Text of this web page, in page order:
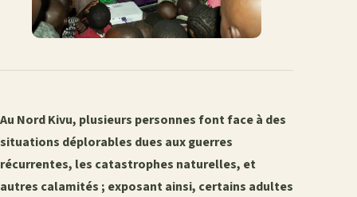
Au Nord Kivu, plusieurs personnes font face à des
situations déplorables dues aux guerres
récurrentes, les catastrophes naturelles, et
autres calamités ; exposant ainsi, certains adultes